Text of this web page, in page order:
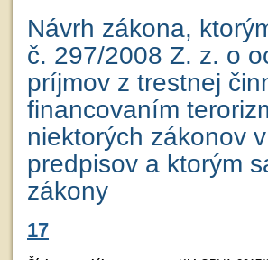
Návrh zákona,
č. 297/2008 Z. z. o
príjmov z trestnej
financovaním
niektorých zákonov
predpisov a ktorým
zákony
17